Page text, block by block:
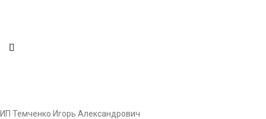
ИП Темченко Игорь Александрович